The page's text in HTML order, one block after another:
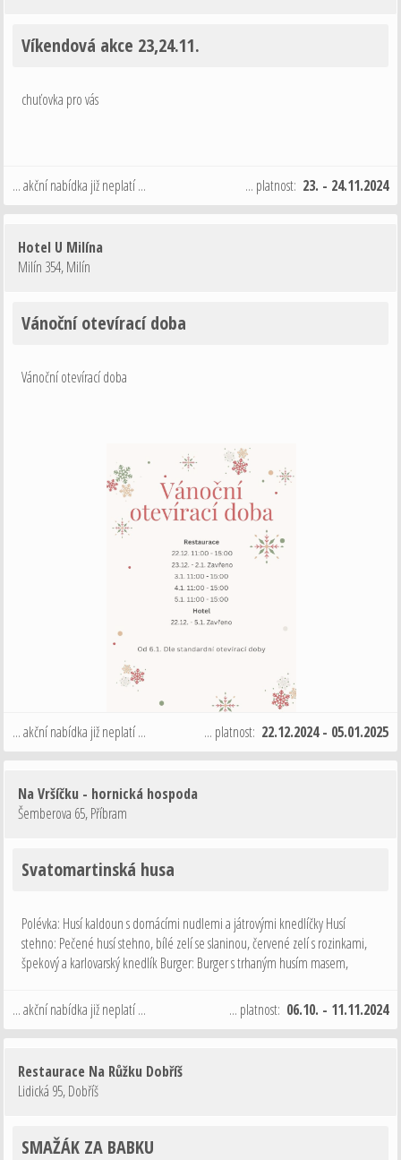
Víkendová akce 23,24.11.
chuťovka pro vás
... akční nabídka již neplatí ... ... platnost: 23. - 24.11.2024
Hotel U Milína
Milín 354,Milín
Vánoční otevírací doba
Vánoční otevírací doba
... akční nabídka již neplatí ... ... platnost: 22.12.2024 - 05.01.2025
Na Vršíčku - hornická hospoda
Šemberova 65,Příbram
Svatomartinská husa
Polévka: Husí kaldoun s domácími nudlemi a játrovými knedlíčky Husí
stehno: Pečené husí stehno, bílé zelí se slaninou, červené zelí s rozinkami,
špekový a karlovarský knedlík Burger: Burger s trhaným husím masem,
... akční nabídka již neplatí ...
... platnost: 06.10. - 11.11.2024
Restaurace Na Růžku Dobříš
Lidická 95,Dobříš
SMAŽÁK ZA BABKU